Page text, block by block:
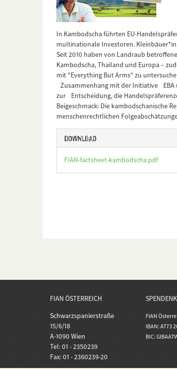
In Kambodscha führten EU-
multinationale Investoren.
Seit 2010 haben von Landraub
Kambodscha, Thailand und Europa –
mit "Everything But Arms" zu
Zusammenhang mit der Initiative
zur Entscheidung, die
Beigeschmack: Die kambodschanische
menschenrechtlichen
Download
FIAN-factsheet-kambodscha.pdf
FIAN ÖSTERREICH
Schwarzspanierstraße
15/6/18
A-1090 Wien
Tel: 01 - 2350239
Fax: 01 - 2360239-20
FIAN
IBAN: AT73
BIC: